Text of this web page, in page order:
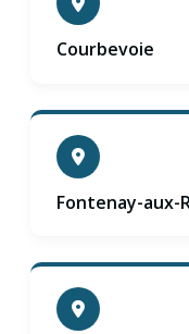
Courbevoie
Fontenay-aux-